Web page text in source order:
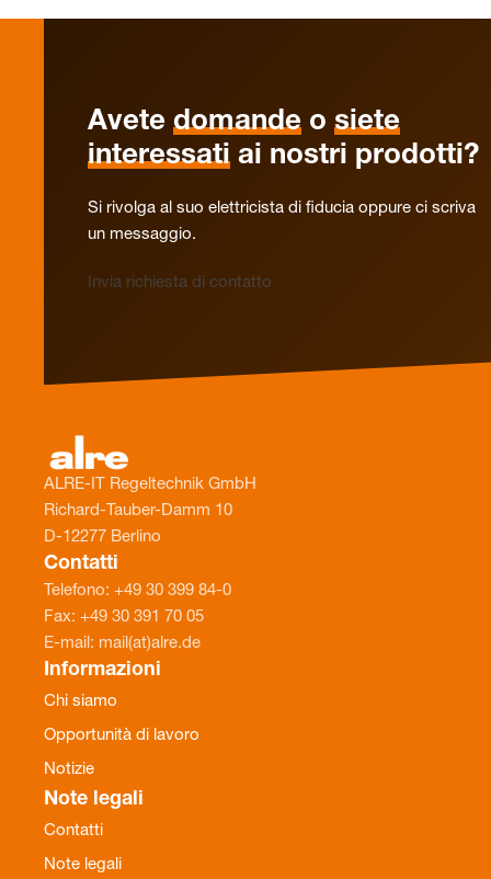
Avete domande o siete
interessati ai nostri prodotti?
Si rivolga al suo elettricista di fiducia oppure ci scriva
un messaggio.
Invia richiesta di contatto
ALRE-IT Regeltechnik GmbH
Richard-Tauber-Damm 10
D-12277 Berlino
Contatti
Telefono: +49 30 399 84-0
Fax: +49 30 391 70 05
E-mail: mail(at)alre.de
Informazioni
Chi siamo
Opportunità di lavoro
Notizie
Note legali
Contatti
Note legali